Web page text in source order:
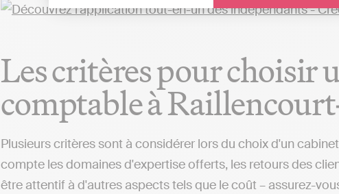
Les critères pour choisir
comptable à
Plusieurs critères sont à considérer lors du choix d'un
compte les domaines d'expertise offerts, les retours des
être attentif à d'autres aspects tels que le coût – assurez-